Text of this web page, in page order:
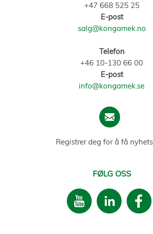
+47 668 525 25
E-post
salg@kongamek.no
Telefon
+46 10-130 66 00
E-post
info@kongamek.se
Registrer deg for å få
FØLG OSS